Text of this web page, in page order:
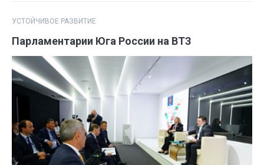
УСТОЙЧИВОЕ РАЗВИТИЕ
Парламентарии Юга России на ВТЗ